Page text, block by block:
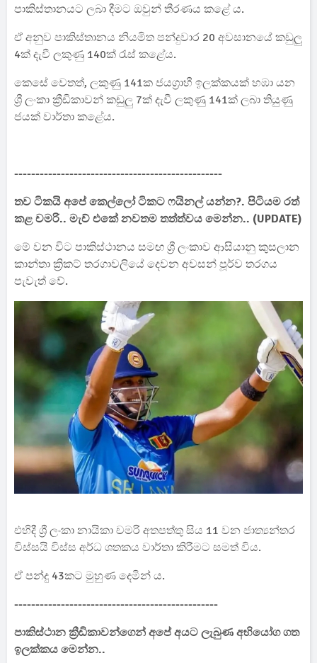
පාකිස්තානයට ලබා දීමට ඔවුන් තීරණය කළේ ය.
ඒ අනුව පාකිස්තානය නියමිත පන්දුවාර 20 අවසානයේ කඩුලු
4ක් දැවී ලකුණු 140ක් රැස් කළේය.
කෙසේ වෙතත්, ලකුණු 141ක ජයග්‍රාහී ඉලක්කයක් හඹා යන
ශ්‍රී ලංකා ක්‍රීඩිකාවන් කඩුලු 7ක් දැවී ලකුණු 141ක් ලබා තියුණු
ජයක් වාර්තා කළේය.
-------------------------------------------------
තව ටිකයි අපේ කෙල්ලෝ ටිකට ෆයිනල් යන්න?. පිටියම රත්
කළ චමරි.. මැච් එකේ නවතම තත්ත්වය මෙන්න.. (UPDATE)
මේ වන විට පාකිස්ථානය සමඟ ශ්‍රී ලංකාව ආසියානු කුසලාන
කාන්තා ක්‍රිකට් තරගාවලියේ දෙවන අවසන් පූර්ව තරගය
පැවැත් වේ.
එහිදී ශ්‍රී ලංකා නායිකා චමරි අතපත්තු සිය 11 වන ජාත්‍යන්තර
විස්සයි විස්ස අර්ධ ශතකය වාර්තා කිරීමට සමත් විය.
ඒ පන්දු 43කට මුහුණ දෙමින් ය.
------------------------------------------------
පාකිස්ථාන ක්‍රීඩිකාවන්ගෙන් අපේ අයට ලැබුණ අභියෝග ගත
ඉලක්කය මෙන්න..